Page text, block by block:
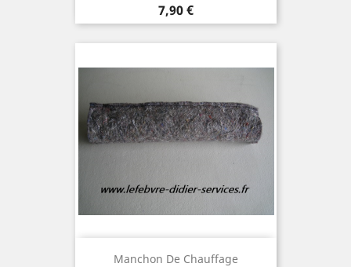
Prix
7,90 €
Manchon De Chauffage